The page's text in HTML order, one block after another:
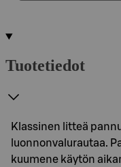
Tuotetiedot
Klassinen litteä
luonnonvalurautaa.
kuumene käytön